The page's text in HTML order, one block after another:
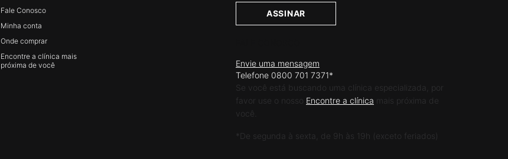
Fale Conosco
Minha conta
Onde comprar
Encontre a clínica mais
próxima de você
ASSINAR
Envie uma mensagem
Telefone 0800 701 7371*
Se você está buscando uma clínica especializada, por
favor use o nosso Encontre a clínica mais próxima de
você.
*De segunda à sexta, de 9h às 19h (exceto feriados)